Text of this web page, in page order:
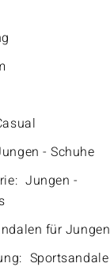
- Schuhe
Jungen -
für Jungen
Sportsandale